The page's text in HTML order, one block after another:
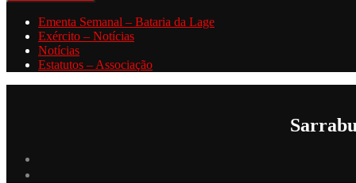
Ementa Semanal – Bataria da Lage
Exército – Notícias
Notícias
Estatutos – Associação